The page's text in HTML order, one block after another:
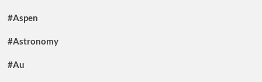
#Aspen
#Astronomy
#Au